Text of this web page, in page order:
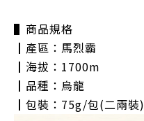
▌商品規格
┃產區：馬烈霸
┃海拔：1700m
┃品種：烏龍
┃包裝：75g/包(二兩裝)